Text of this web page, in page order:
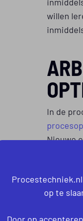
willen
In de
Nieuwe
ruime
uur aan
vrijheid
Als
op te
Door op